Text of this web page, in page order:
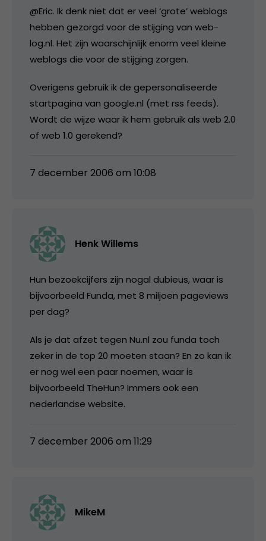
@Eric. Ik denk niet dat er veel ‘grote’ weblogs
hebben gezorgd voor de stijging van web-
log.nl. Het zijn waarschijnlijk enorm veel kleine
weblogs die voor de stijging zorgen.
Overigens gebruik ik de gepersonaliseerde
startpagina van google.nl (met rss feeds).
Wordt de wijze waar ik hem gebruik als web 2.0
of web 1.0 gerekend?
7 december 2006 om 10:08
Henk Willems
Hun bezoekcijfers zijn nogal dubieus, waar is
bijvoorbeeld Funda, met 8 miljoen pageviews
per dag?
Als je dat afzet tegen Nu.nl zou funda toch
zeker in de top 20 moeten staan? En zo kan ik
er nog wel een paar noemen, waar is
bijvoorbeeld TheHun? Immers ook een
nederlandse website.
7 december 2006 om 11:29
MikeM